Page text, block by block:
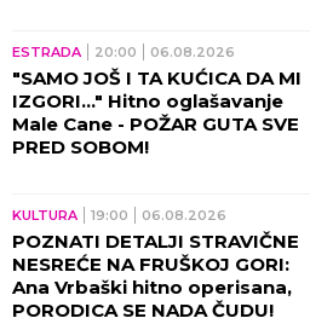
ESTRADA 20:00 06.08.2026
"SAMO JOŠ I TA KUĆICA DA MI
IZGORI..." Hitno oglašavanje
Male Cane - POŽAR GUTA SVE
PRED SOBOM!
KULTURA 19:00 06.08.2026
POZNATI DETALJI STRAVIČNE
NESREĆE NA FRUŠKOJ GORI:
Ana Vrbaški hitno operisana,
PORODICA SE NADA ČUDU!